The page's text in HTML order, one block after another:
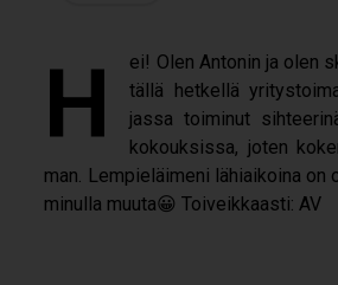
Hei! Olen Anto­nin ja olen skil­lan fuksi. Toi­min
tällä het­kellä
jassa toi­mi­nut
kokouksissa, joten
man. Lem­pie­läi­meni lähiai­koina on
minulla muuta😀 Toi­veik­kaasti: AV